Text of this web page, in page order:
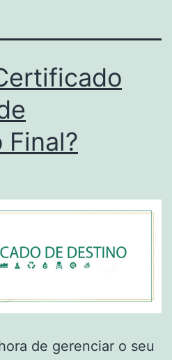
Final?
de gerenciar o seu